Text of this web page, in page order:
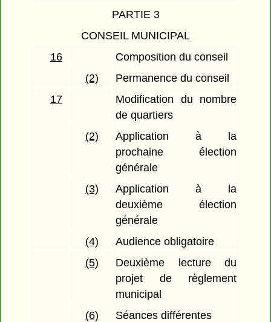
PARTIE 3
CONSEIL MUNICIPAL
16
Composition du conseil
(2)
Permanence du conseil
17
Modification du nombre
de quartiers
(2)
Application à la
prochaine élection
générale
(3)
Application à la
deuxième élection
générale
(4)
Audience obligatoire
(5)
Deuxième lecture du
projet de règlement
municipal
(6)
Séances différentes